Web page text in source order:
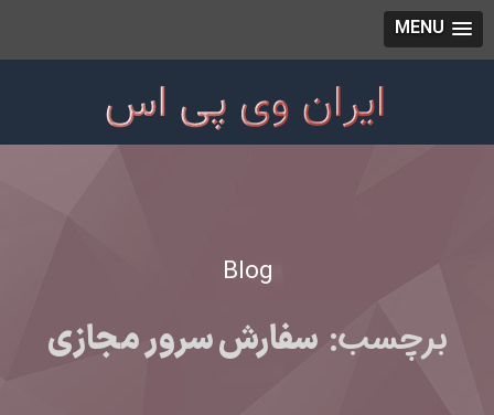
MENU
Blog
برچسب: سفارش سرور مجازی